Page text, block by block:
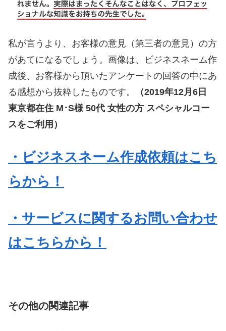
私が言うより、お客様の意見（第三者の意見）の方
があてになるでしょう。画像は、ビジネスネーム作
成後、お客様から頂いたアンケートの回答の中にあ
る感想から抜粋したものです。
（2019年12月6日
東京都在住 M･S様 50代 女性の方 スペシャルコー
スをご利用）
・ビジネスネーム作成依頼はこち
らから！
・サービスに関するお問い合わせ
はこちらから！
その他の関連記事